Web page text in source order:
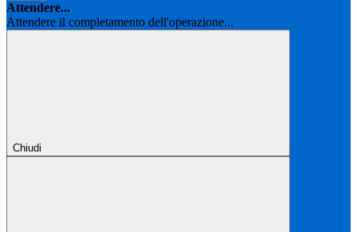
Attendere...
Attendere il completamento dell'operazione...
Chiudi